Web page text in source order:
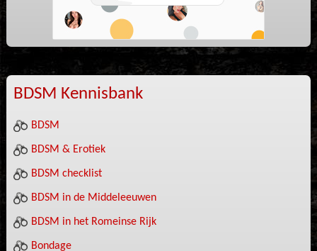
BDSM Kennisbank
BDSM
BDSM & Erotiek
BDSM checklist
BDSM in de Middeleeuwen
BDSM in het Romeinse Rijk
Bondage